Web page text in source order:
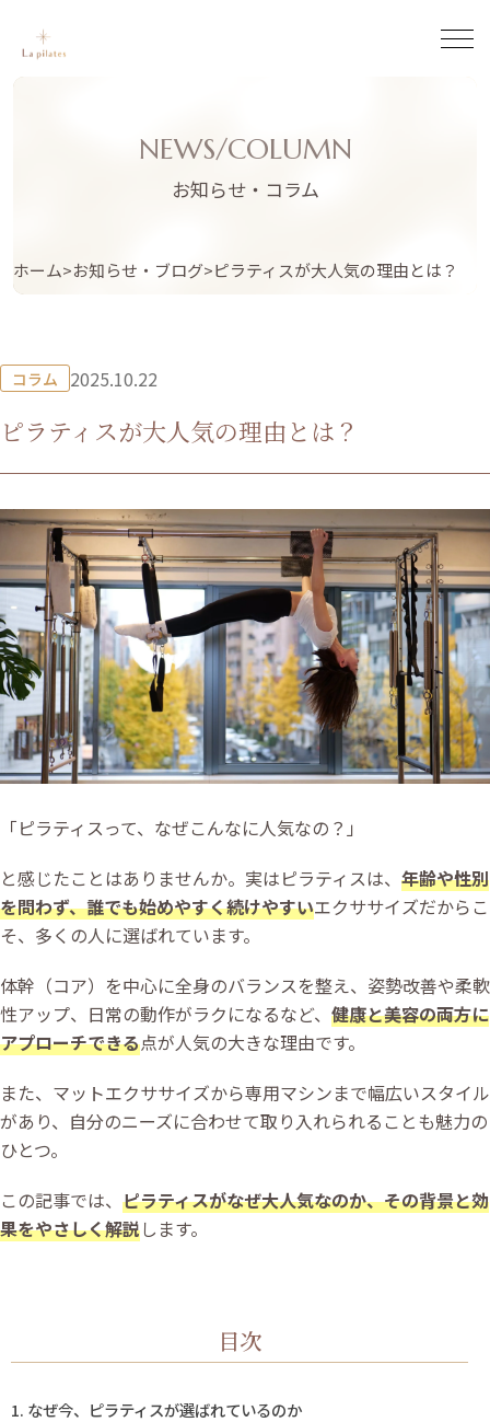
NEWS/COLUMN
お知らせ・コラム
ホーム お知らせ・ブログ ピラティスが大人気の理由とは？
コラム 2025.10.22
ピラティスが大人気の理由とは？
「ピラティスって、なぜこんなに人気なの？」
と感じたことはありませんか。実はピラティスは、 年齢や性別
を問わず、誰でも始めやすく続けやすいエクササイズだからこ
そ、多くの人に選ばれています。
体幹（コア）を中心に全身のバランスを整え、姿勢改善や柔軟
性アップ、日常の動作がラクになるなど、 健康と美容の両方に
アプローチできる点が人気の大きな理由です。
また、マットエクササイズから専用マシンまで幅広いスタイル
があり、自分のニーズに合わせて取り入れられることも魅力の
ひとつ。
この記事では、 ピラティスがなぜ大人気なのか、その背景と効
果をやさしく解説します。
目次
なぜ今、ピラティスが選ばれているのか